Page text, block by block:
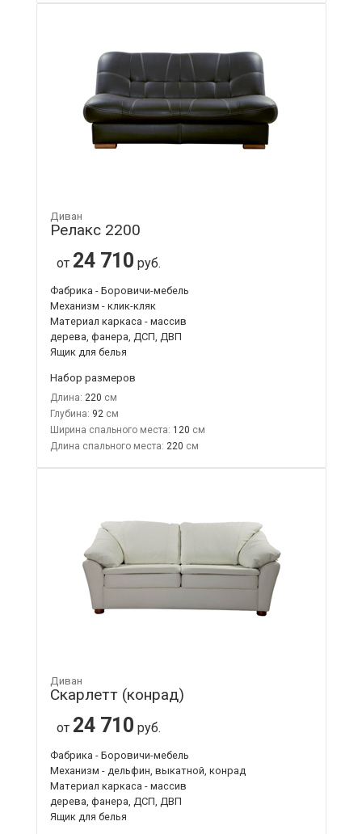
Диван
Релакс 2200
от 24 710 руб.
Фабрика - Боровичи-мебель
Механизм - клик-кляк
Материал каркаса - массив
дерева, фанера, ДСП, ДВП
Ящик для белья
Набор размеров
Длина: 220
Глубина: 92
Ширина спального места: 120
Длина спального места: 220
Диван
Скарлетт (конрад)
от 24 710 руб.
Фабрика - Боровичи-мебель
Механизм - дельфин, выкатной, конрад
Материал каркаса - массив
дерева, фанера, ДСП, ДВП
Ящик для белья